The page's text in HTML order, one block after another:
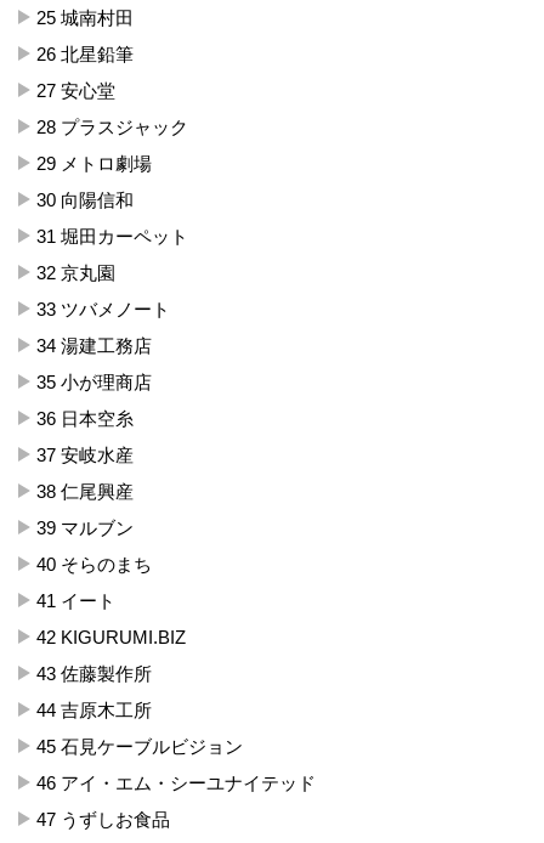
25 城南村田
26 北星鉛筆
27 安心堂
28 プラスジャック
29 メトロ劇場
30 向陽信和
31 堀田カーペット
32 京丸園
33 ツバメノート
34 湯建工務店
35 小が理商店
36 日本空糸
37 安岐水産
38 仁尾興産
39 マルブン
40 そらのまち
41 イート
42 KIGURUMI.BIZ
43 佐藤製作所
44 吉原木工所
45 石見ケーブルビジョン
46 アイ・エム・シーユナイテッド
47 うずしお食品